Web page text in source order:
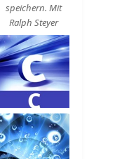
speichern. Mit
Ralph Steyer